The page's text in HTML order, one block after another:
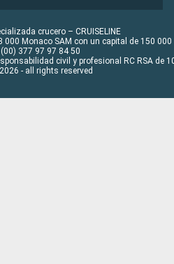
crucero – CRUISELINE
000 Monaco SAM con un capital de 150 000
377 97 97 84 50
civil y profesional RC RSA de
- all rights reserved